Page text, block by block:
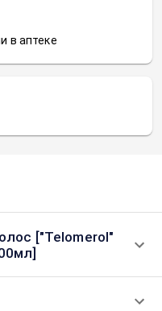
в аптеке
["Telomerol"